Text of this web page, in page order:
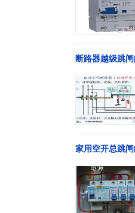
断路器越级跳
家用空开总跳